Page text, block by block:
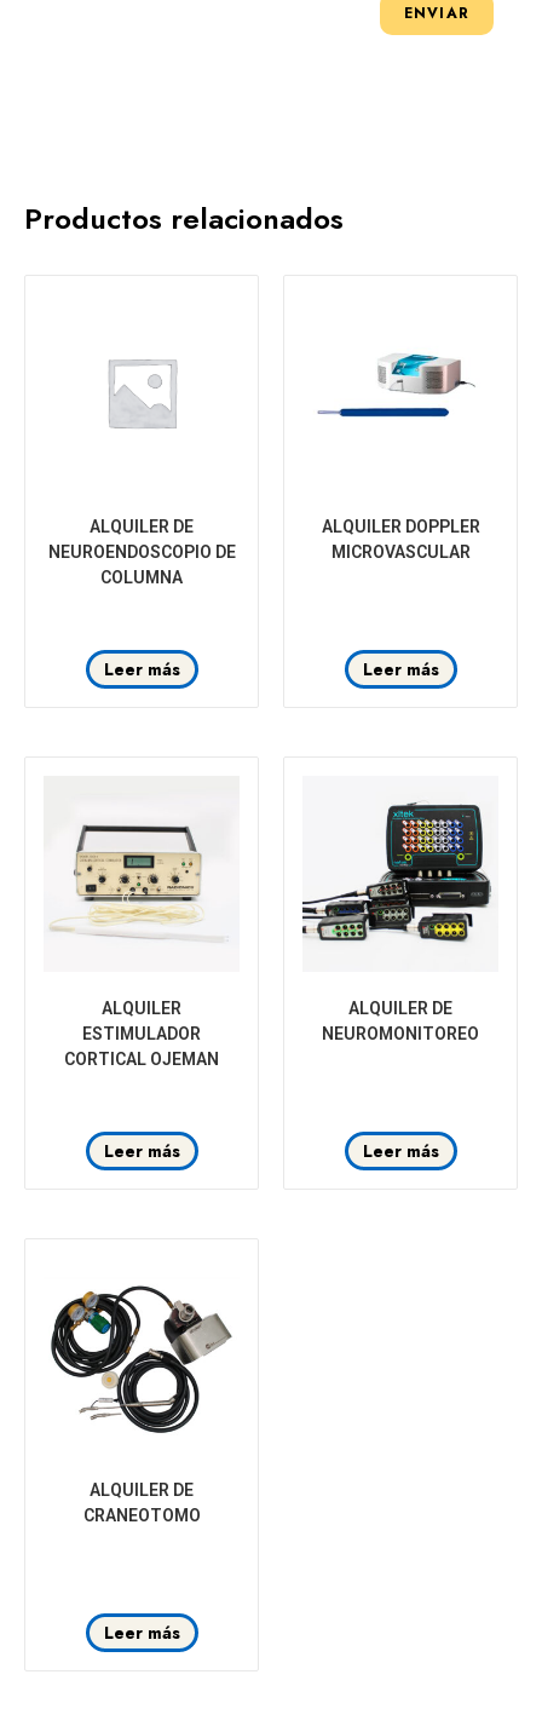
Productos relacionados
ALQUILER DE
NEUROENDOSCOPIO DE
COLUMNA
Leer más
ALQUILER DOPPLER
MICROVASCULAR
Leer más
ALQUILER
ESTIMULADOR
CORTICAL OJEMAN
Leer más
ALQUILER DE
NEUROMONITOREO
Leer más
ALQUILER DE
CRANEOTOMO
Leer más